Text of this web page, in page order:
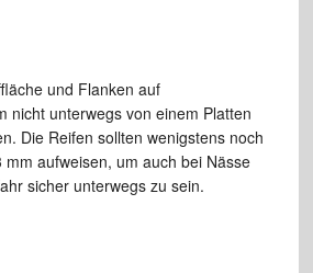
und Flanken auf
nicht unterwegs von einem Platten
Die Reifen sollten wenigstens noch
aufweisen, um auch bei Nässe
sicher unterwegs zu sein.